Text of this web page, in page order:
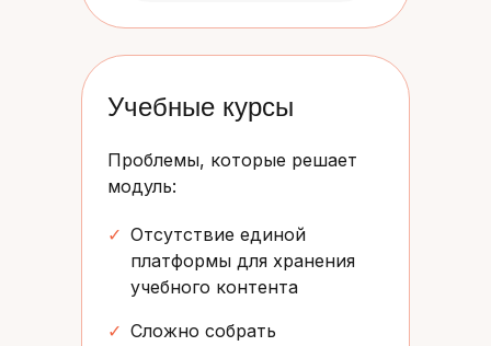
Учебные курсы
✓ Сложно собрать
✓ Отсутствие единой
платформы для хранения
учебного контента
Проблемы, которые решает
модуль: